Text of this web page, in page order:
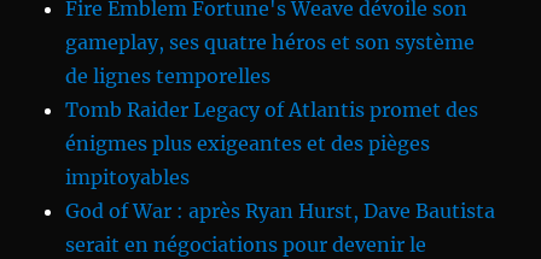
Fire Emblem Fortune's Weave dévoile son
gameplay, ses quatre héros et son système
de lignes temporelles
Tomb Raider Legacy of Atlantis promet des
énigmes plus exigeantes et des pièges
impitoyables
God of War : après Ryan Hurst, Dave Bautista
serait en négociations pour devenir le